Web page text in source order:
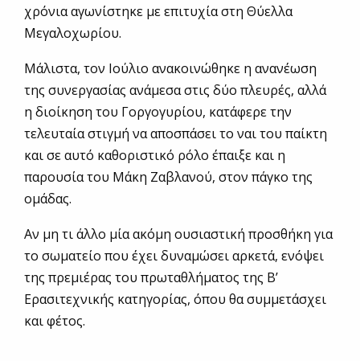
χρόνια αγωνίστηκε με επιτυχία στη Θύελλα
Μεγαλοχωρίου.
Μάλιστα, τον Ιούλιο ανακοινώθηκε η ανανέωση
της συνεργασίας ανάμεσα στις δύο πλευρές, αλλά
η διοίκηση του Γοργογυρίου, κατάφερε την
τελευταία στιγμή να αποσπάσει το ναι του παίκτη
και σε αυτό καθοριστικό ρόλο έπαιξε και η
παρουσία του Μάκη Ζαβλανού, στον πάγκο της
ομάδας.
Αν μη τι άλλο μία ακόμη ουσιαστική προσθήκη για
το σωματείο που έχει δυναμώσει αρκετά, ενόψει
της πρεμιέρας του πρωταθλήματος της Β’
Ερασιτεχνικής κατηγορίας, όπου θα συμμετάσχει
και φέτος.